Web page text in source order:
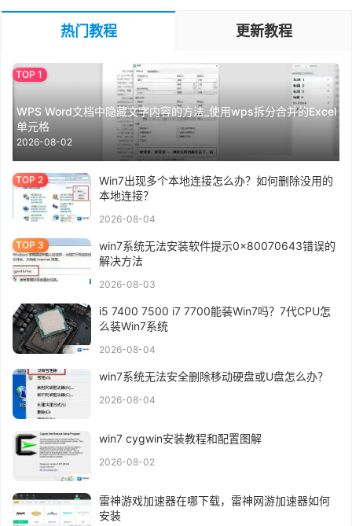
热门教程 更新教程
WPS Word文档中隐藏文字内容的方法_使用wps拆分合并的Excel
单元格
2026-08-02
Win7出现多个本地连接怎么办？如何删除没用的
本地连接？
2026-08-04
win7系统无法安装软件提示0x80070643错误的
解决方法
2026-08-03
i5 7400 7500 i7 7700能装Win7吗？7代CPU怎
么装Win7系统
2026-08-04
win7系统无法安全删除移动硬盘或U盘怎么办？
2026-08-04
win7 cygwin安装教程和配置图解
2026-08-02
雷神游戏加速器在哪下载，雷神网游加速器如何
安装